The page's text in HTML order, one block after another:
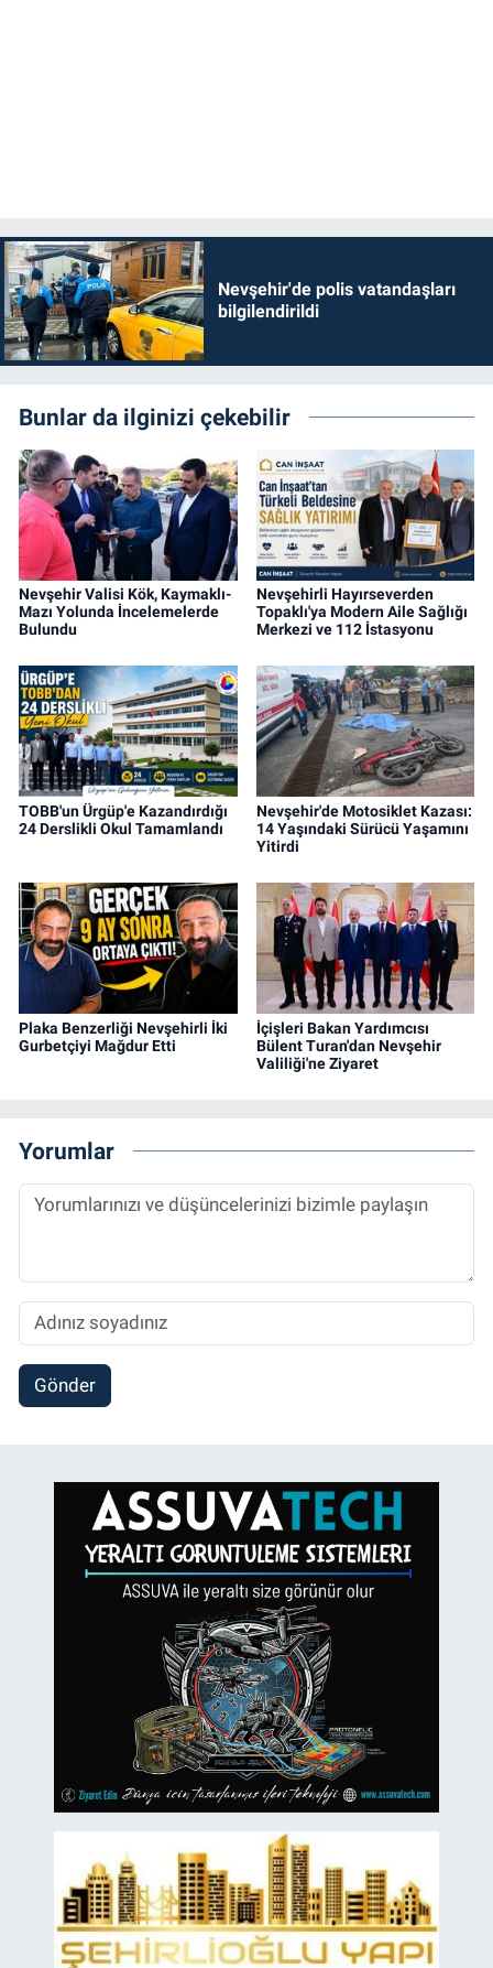
Nevşehir'de polis vatandaşları
bilgilendirildi
Bunlar da ilginizi çekebilir
Nevşehir Valisi Kök, Kaymaklı-
Mazı Yolunda İncelemelerde
Bulundu
Nevşehirli Hayırseverden
Topaklı'ya Modern Aile Sağlığı
Merkezi ve 112 İstasyonu
TOBB'un Ürgüp'e Kazandırdığı
24 Derslikli Okul Tamamlandı
Nevşehir'de Motosiklet Kazası:
14 Yaşındaki Sürücü Yaşamını
Yitirdi
Plaka Benzerliği Nevşehirli İki
Gurbetçiyi Mağdur Etti
İçişleri Bakan Yardımcısı
Bülent Turan'dan Nevşehir
Valiliği'ne Ziyaret
Yorumlar
Gönder